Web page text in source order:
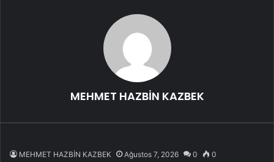
MEHMET HAZBİN KAZBEK
MEHMET HAZBİN KAZBEK Ağustos 7, 2026 0 0